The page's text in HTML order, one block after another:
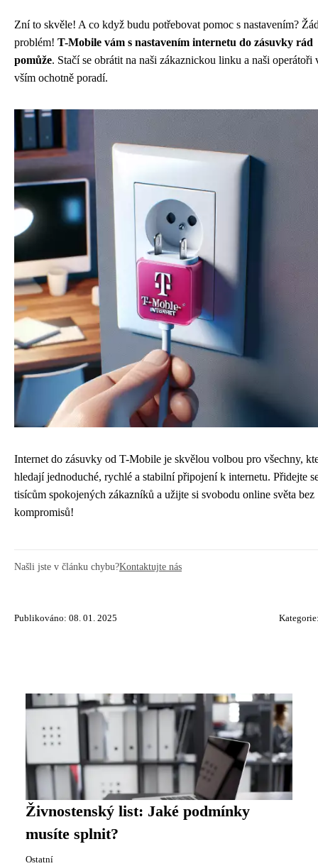
Zní to skvěle! A co když budu potřebovat pomoc s nastavením?
problém! T-Mobile vám s nastavením internetu do zásuvky rád
pomůže. Stačí se obrátit na naši zákaznickou linku a naši operátoři
vším ochotně poradí.
Internet do zásuvky od T-Mobile je skvělou volbou pro všechny,
hledají jednoduché, rychlé a stabilní připojení k internetu. Přidejte
tisícům spokojených zákazníků a užijte si svobodu online světa bez
kompromisů!
Našli jste v článku chybu?Kontaktujte nás
Publikováno: 08. 01. 2025
Živnostenský list: Jaké podmínky
musíte splnit?
Ostatní